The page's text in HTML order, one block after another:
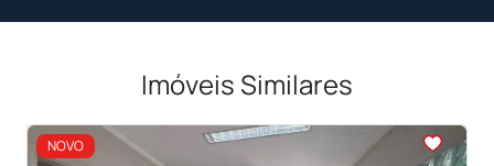
Imóveis Similares
NOVO
<<<<